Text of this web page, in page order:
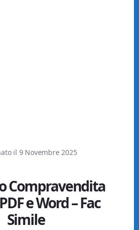
il 9 Novembre 2025
Compravendita
e Word – Fac
Simile